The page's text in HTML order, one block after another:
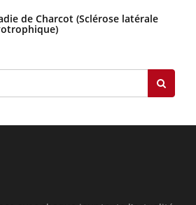
de Charcot (Sclérose latérale